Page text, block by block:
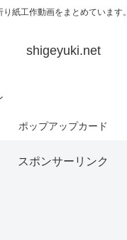
り紙工作動画をまとめています。
shigeyuki.net
ポップアップカード
スポンサーリンク